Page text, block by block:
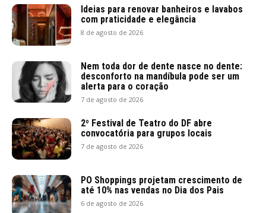
Diretora: Camila Vilasboa
Editor: Marcos Machado